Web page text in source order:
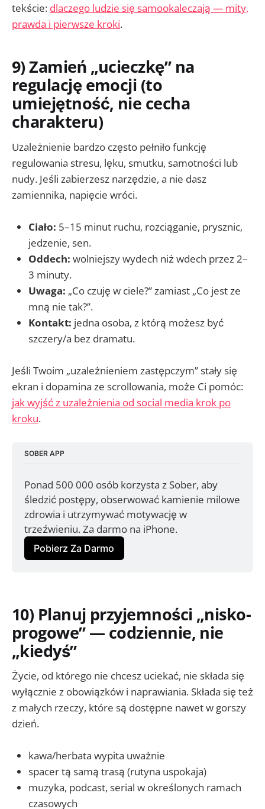
tekście: dlaczego ludzie się samookaleczają — mity,
prawda i pierwsze kroki.
9) Zamień „ucieczkę” na
regulację emocji (to
umiejętność, nie cecha
charakteru)
Uzależnienie bardzo często pełniło funkcję
regulowania stresu, lęku, smutku, samotności lub
nudy. Jeśli zabierzesz narzędzie, a nie dasz
zamiennika, napięcie wróci.
Ciało: 5–15 minut ruchu, rozciąganie, prysznic,
jedzenie, sen.
Oddech: wolniejszy wydech niż wdech przez 2–
3 minuty.
Uwaga: „Co czuję w ciele?” zamiast „Co jest ze
mną nie tak?”.
Kontakt: jedna osoba, z którą możesz być
szczery/a bez dramatu.
Jeśli Twoim „uzależnieniem zastępczym” stały się
ekran i dopamina ze scrollowania, może Ci pomóc:
jak wyjść z uzależnienia od social media krok po
kroku.
SOBER APP
Ponad 500 000 osób korzysta z Sober, aby
śledzić postępy, obserwować kamienie milowe
zdrowia i utrzymywać motywację w
trzeźwieniu. Za darmo na iPhone.
Pobierz Za Darmo
10) Planuj przyjemności „nisko-
progowe” — codziennie, nie
„kiedyś”
Życie, od którego nie chcesz uciekać, nie składa się
wyłącznie z obowiązków i naprawiania. Składa się też
z małych rzeczy, które są dostępne nawet w gorszy
dzień.
kawa/herbata wypita uważnie
spacer tą samą trasą (rutyna uspokaja)
muzyka, podcast, serial w określonych ramach
czasowych